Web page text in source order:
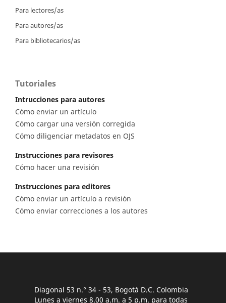
Para lectores/as
Para autores/as
Para bibliotecarios/as
Tutoriales
Intrucciones para autores
Cómo enviar un artículo
Cómo cargar una versión corregida
Cómo diligenciar metadatos en OJS
Instrucciones para revisores
Cómo hacer una revisión
Instrucciones para editores
Cómo enviar un artículo a revisión
Cómo enviar correcciones a los autores
Diagonal 53 n.° 34 - 53, Bogotá D.C. Colombia
Lunes a viernes 8.00 a.m. a 5 p.m. para todas